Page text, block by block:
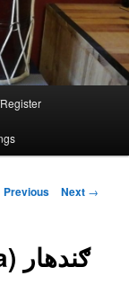
Previous Next →
Kandahar (Gandhara) ګندهار